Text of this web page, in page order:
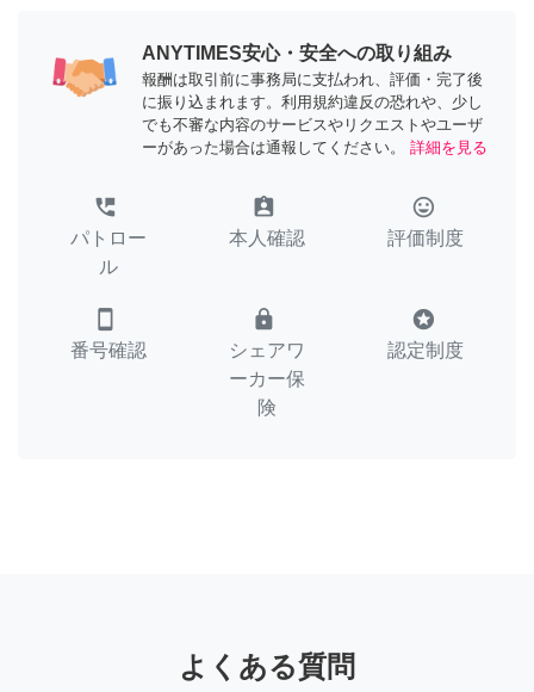
ANYTIMES安心・安全への取り組み
報酬は取引前に事務局に支払われ、評価・完了後
に振り込まれます。利用規約違反の恐れや、少し
でも不審な内容のサービスやリクエストやユーザ
ーがあった場合は通報してください。
詳細を見る
perm_phone_msg
パトロー
ル
assignment_ind
本人確認
tag_faces
評価制度
smartphone
番号確認
lock
シェアワ
ーカー保
険
stars
認定制度
よくある質問